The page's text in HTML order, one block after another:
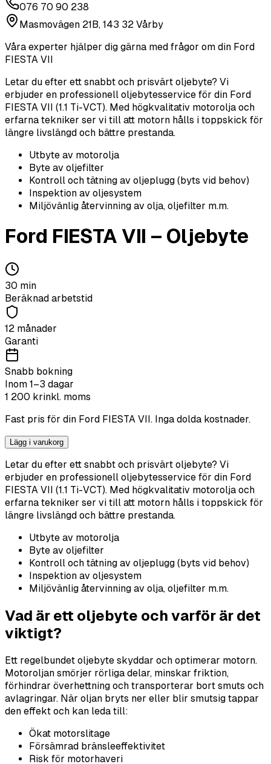
076 70 90 238
Masmovägen 21B, 143 32 Vårby
Våra experter hjälper dig gärna med frågor om din Ford
FIESTA VII
Letar du efter ett snabbt och prisvärt oljebyte? Vi
erbjuder en professionell oljebytesservice för din Ford
FIESTA VII (1.1 Ti-VCT). Med högkvalitativ motorolja och
erfarna tekniker ser vi till att motorn hålls i toppskick för
längre livslängd och bättre prestanda.
Utbyte av motorolja
Byte av oljefilter
Kontroll och tätning av oljeplugg (byts vid behov)
Inspektion av oljesystem
Miljövänlig återvinning av olja, oljefilter m.m.
Ford FIESTA VII – Oljebyte
30 min
Beräknad arbetstid
12 månader
Garanti
Snabb bokning
Inom 1–3 dagar
1 200 krinkl. moms
Fast pris för din Ford FIESTA VII. Inga dolda kostnader.
Lägg i varukorg
Letar du efter ett snabbt och prisvärt oljebyte? Vi
erbjuder en professionell oljebytesservice för din Ford
FIESTA VII (1.1 Ti-VCT). Med högkvalitativ motorolja och
erfarna tekniker ser vi till att motorn hålls i toppskick för
längre livslängd och bättre prestanda.
Utbyte av motorolja
Byte av oljefilter
Kontroll och tätning av oljeplugg (byts vid behov)
Inspektion av oljesystem
Miljövänlig återvinning av olja, oljefilter m.m.
Vad är ett oljebyte och varför är det
viktigt?
Ett regelbundet oljebyte skyddar och optimerar motorn.
Motoroljan smörjer rörliga delar, minskar friktion,
förhindrar överhettning och transporterar bort smuts och
avlagringar. När oljan bryts ner eller blir smutsig tappar
den effekt och kan leda till:
Ökat motorslitage
Försämrad bränsleeffektivitet
Risk för motorhaveri